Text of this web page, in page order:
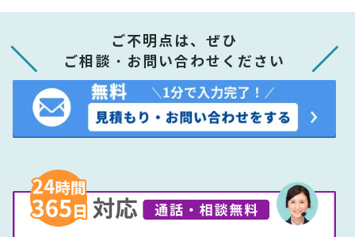
ご不明点は、ぜひ
ご相談・お問い合わせください